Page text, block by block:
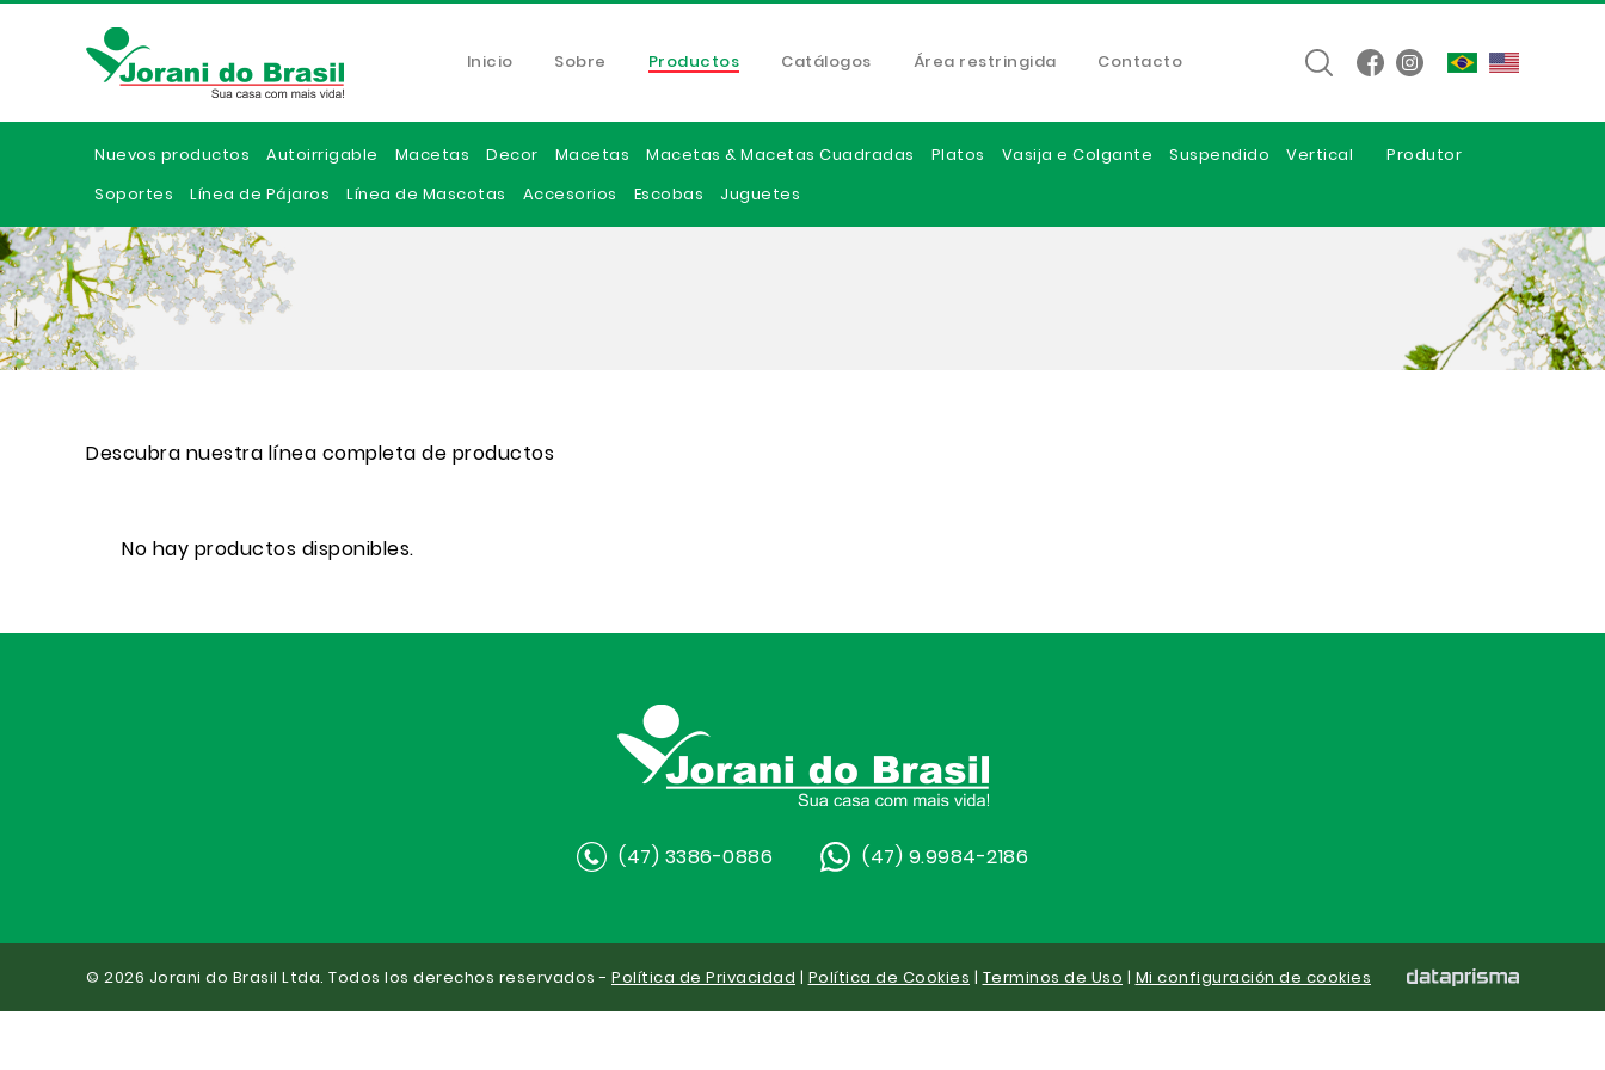
Inicio Sobre Productos Catálogos Área restringida Contacto
Nuevos productos Autoirrigable Macetas Decor Macetas Macetas & Macetas Cuadradas Platos Vasija e Colgante Suspendido Vertical
Produtor
Soportes
Línea de Pájaros Línea de Mascotas Accesorios Escobas Juguetes
Descubra nuestra línea completa de productos
No hay productos disponibles.
(47) 3386-0886 (47) 9.9984-2186
© 2026 Jorani do Brasil Ltda. Todos los derechos reservados - Política de Privacidad | Política de Cookies | Terminos de Uso | Mi configuración de cookies